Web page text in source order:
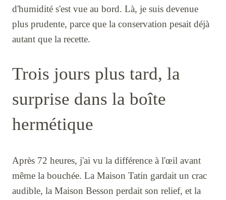
d'humidité s'est vue au bord. Là, je suis devenue
plus prudente, parce que la conservation pesait déjà
autant que la recette.
Trois jours plus tard, la
surprise dans la boîte
hermétique
Après 72 heures, j'ai vu la différence à l'œil avant
même la bouchée. La Maison Tatin gardait un crac
audible, la Maison Besson perdait son relief, et la